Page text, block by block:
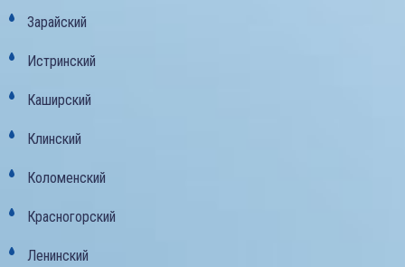
Зарайский
Истринский
Каширский
Клинский
Коломенский
Красногорский
Ленинский